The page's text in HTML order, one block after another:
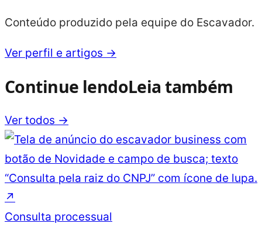
Conteúdo produzido pela equipe do Escavador.
Ver perfil e artigos →
Continue lendoLeia também
Ver todos →
↗
Consulta processual